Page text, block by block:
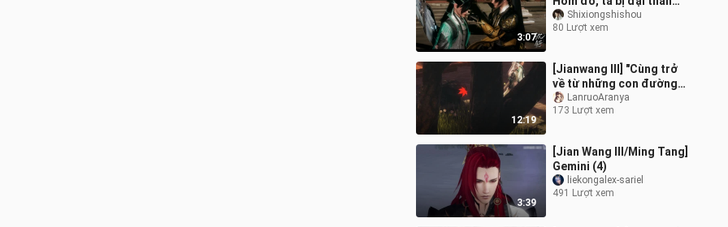
3:07
"sờ gáy" (5)
Shixiongshishou
80 Lượt xem
12:19
[Jianwang III] "Cùng trở
về từ những con đường
khác nhau" Tập 6 Jagged
Tenderness (Cang Ge,
LanruoAranya
173 Lượt xem
3:39
[Jian Wang III/Ming Tang]
Gemini (4)
liekongalex-sariel
491 Lượt xem